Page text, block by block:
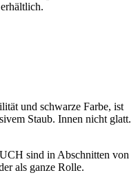
und schwarze Farbe, ist
Staub. Innen nicht glatt.
sind in Abschnitten von
als ganze Rolle.